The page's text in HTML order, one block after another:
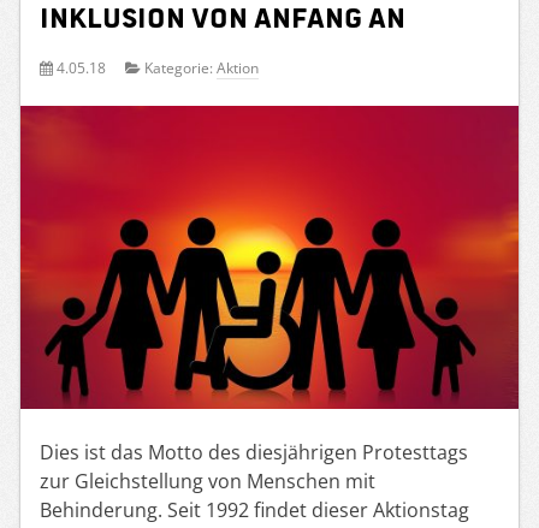
INKLUSION VON ANFANG AN
4.05.18 Kategorie: Aktion
Dies ist das Motto des diesjährigen Protesttags
zur Gleichstellung von Menschen mit
Behinderung. Seit 1992 findet dieser Aktionstag